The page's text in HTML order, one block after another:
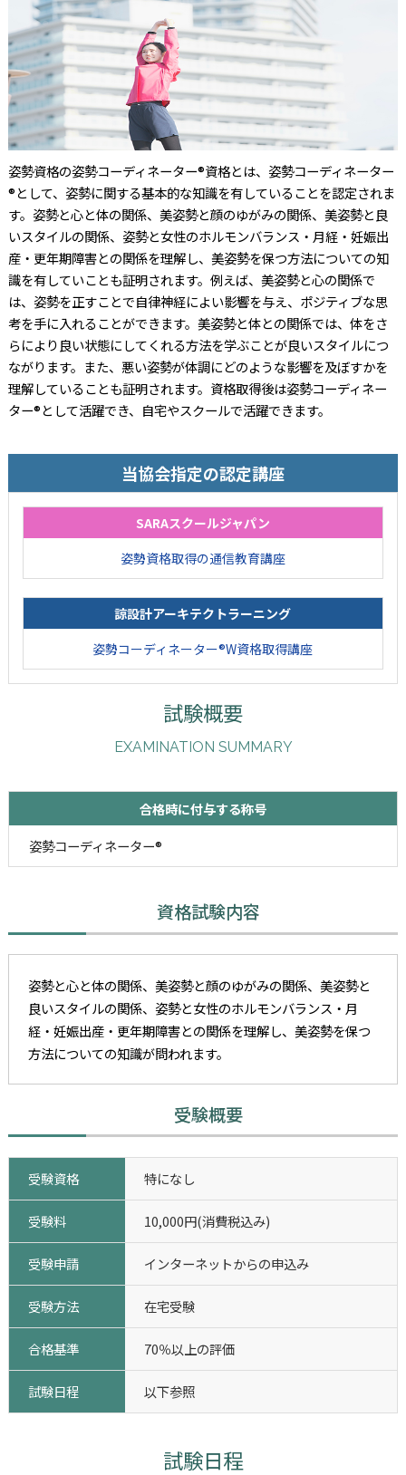
姿勢資格の姿勢コーディネーター®資格とは、姿勢コーディネーター
®として、姿勢に関する基本的な知識を有していることを認定されま
す。姿勢と心と体の関係、美姿勢と顔のゆがみの関係、美姿勢と良
いスタイルの関係、姿勢と女性のホルモンバランス・月経・妊娠出
産・更年期障害との関係を理解し、美姿勢を保つ方法についての知
識を有していことも証明されます。例えば、美姿勢と心の関係で
は、姿勢を正すことで自律神経によい影響を与え、ポジティブな思
考を手に入れることができます。美姿勢と体との関係では、体をさ
らにより良い状態にしてくれる方法を学ぶことが良いスタイルにつ
ながります。また、悪い姿勢が体調にどのような影響を及ぼすかを
理解していることも証明されます。資格取得後は姿勢コーディネー
ター®として活躍でき、自宅やスクールで活躍できます。
当協会指定の認定講座
SARAスクールジャパン
姿勢資格取得の通信教育講座
諒設計アーキテクトラーニング
姿勢コーディネーター®W資格取得講座
試験概要
EXAMINATION SUMMARY
合格時に付与する称号
姿勢コーディネーター®
資格試験内容
姿勢と心と体の関係、美姿勢と顔のゆがみの関係、美姿勢と
良いスタイルの関係、姿勢と女性のホルモンバランス・月
経・妊娠出産・更年期障害との関係を理解し、美姿勢を保つ
方法についての知識が問われます。
受験概要
受験資格 特になし
受験料 10,000円(消費税込み)
受験申請 インターネットからの申込み
受験方法 在宅受験
合格基準 70％以上の評価
試験日程 以下参照
試験日程